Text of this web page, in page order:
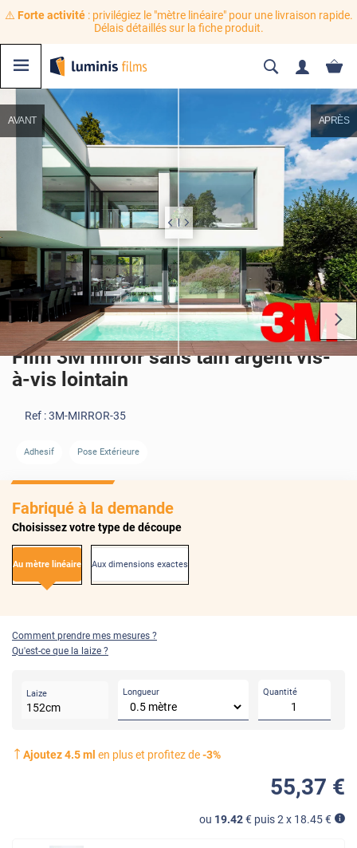
⚠️ Forte activité: privilégiez le "mètre linéaire" pour une livraison rapide.
Délais détaillés sur la fiche produit.
AVANT APRÈS
AVANT
Film 3M miroir sans tain argent vis-
à-vis lointain
Ref :3M-MIRROR-35
Adhesif Pose Extérieure
Fabriqué à la demande
Choisissez votre type de découpe
Au mètre linéaire Aux dimensions exactes
Comment prendre mes mesures ?
Qu'est-ce que la laize ?
Laize
152cm
Longueur Quantité
Ajoutez4.5ml en plus et profitez de-3%
55,37 €
ou 19.42€ puis 2 x 18.45€